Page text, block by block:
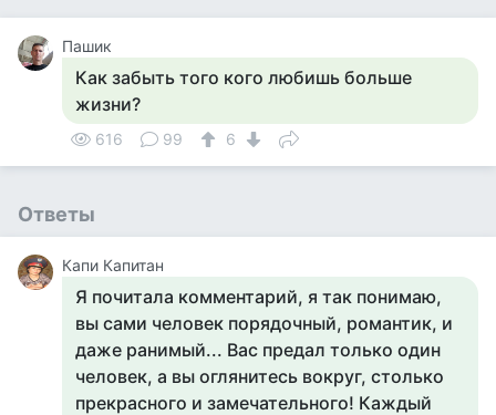
Пашик
Как забыть того кого любишь больше
жизни?
616 99 6
Ответы
Капи Капитан
Я почитала комментарий, я так понимаю,
вы сами человек порядочный, романтик, и
даже ранимый... Вас предал только один
человек, а вы оглянитесь вокруг, столько
прекрасного и замечательного! Каждый